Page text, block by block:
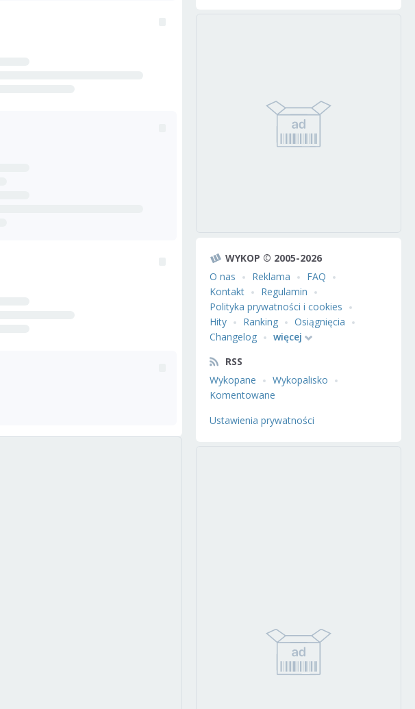
WYKOP © 2005-2026
O nas
Reklama
FAQ
Kontakt
Regulamin
Polityka prywatności i cookies
Hity
Ranking
Osiągnięcia
Changelog
więcej
RSS
Wykopane
Wykopalisko
Komentowane
Ustawienia prywatności